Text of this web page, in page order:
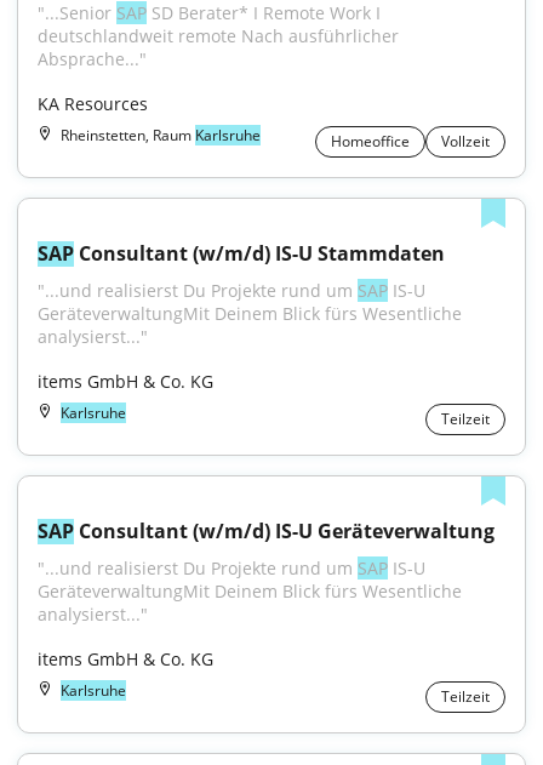
"...Senior SAP SD Berater* I Remote Work I
deutschlandweit remote Nach ausführlicher
Absprache..."
KA Resources
Rheinstetten, Raum Karlsruhe Homeoffice Vollzeit
SAP Consultant (w/m/d) IS-U Stammdaten
"...und realisierst Du Projekte rund um SAP IS-U
GeräteverwaltungMit Deinem Blick fürs Wesentliche
analysierst..."
items GmbH & Co. KG
Karlsruhe Teilzeit
SAP Consultant (w/m/d) IS-U Geräteverwaltung
"...und realisierst Du Projekte rund um SAP IS-U
GeräteverwaltungMit Deinem Blick fürs Wesentliche
analysierst..."
items GmbH & Co. KG
Karlsruhe Teilzeit